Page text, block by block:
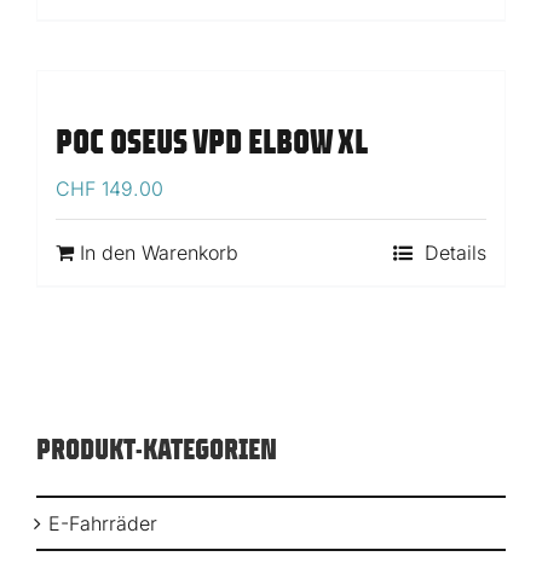
POC OSEUS VPD ELBOW XL
CHF 149.00
In den Warenkorb Details
PRODUKT-KATEGORIEN
E-Fahrräder